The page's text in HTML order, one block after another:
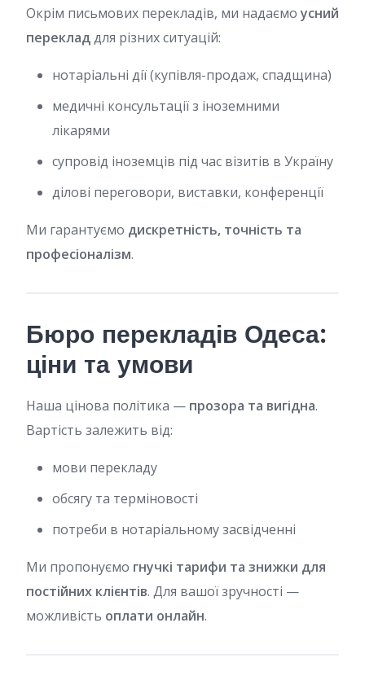
Окрім письмових перекладів, ми надаємоусний
перекладдля різних ситуацій:
нотаріальні дії (купівля-продаж, спадщина)
медичні консультації з іноземними
лікарями
супровід іноземців під час візитів в Україну
ділові переговори, виставки, конференції
Ми гарантуємо дискретність, точність та
професіоналізм.
Бюро перекладів Одеса:
ціни та умови
Наша цінова політика — прозора та вигідна.
Вартість залежить від:
мови перекладу
обсягу та терміновості
потреби в нотаріальному засвідченні
Ми пропонуємо гнучкі тарифи та знижки для
постійних клієнтів. Для вашої зручності —
можливість оплати онлайн.